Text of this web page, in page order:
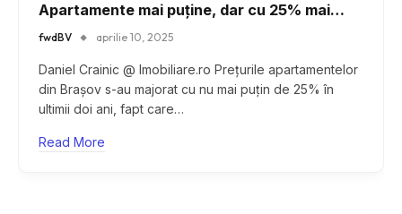
Apartamente mai puține, dar cu 25% mai
scumpe. Ce costuri implică alternativa
fwdBV aprilie 10, 2025
Daniel Crainic @ Imobiliare.ro Prețurile apartamentelor
din Brașov s-au majorat cu nu mai puțin de 25% în
ultimii doi ani, fapt care…
Read More